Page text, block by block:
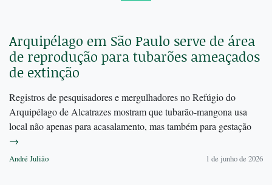
Arquipélago em São Paulo serve de área
de reprodução para tubarões ameaçados
de extinção
Registros de pesquisadores e mergulhadores no Refúgio do
Arquipélago de Alcatrazes mostram que tubarão-mangona usa
local não apenas para acasalamento, mas também para gestação
→
André Julião 1 de junho de 2026